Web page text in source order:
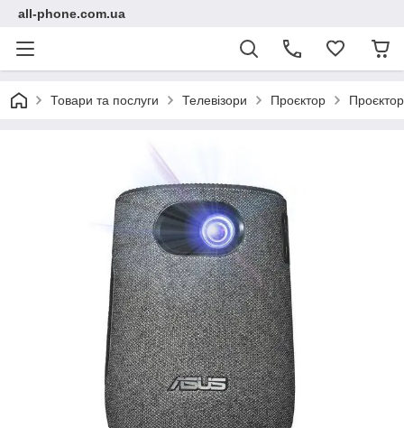
all-phone.com.ua
Товари та послуги Телевізори Проєктор